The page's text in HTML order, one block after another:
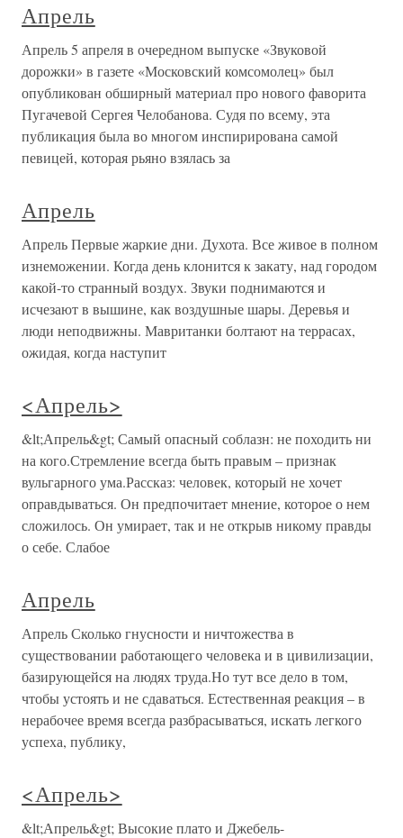
Апрель
Апрель 5 апреля в очередном выпуске «Звуковой
дорожки» в газете «Московский комсомолец» был
опубликован обширный материал про нового фаворита
Пугачевой Сергея Челобанова. Судя по всему, эта
публикация была во многом инспирирована самой
певицей, которая рьяно взялась за
Апрель
Апрель Первые жаркие дни. Духота. Все живое в полном
изнеможении. Когда день клонится к закату, над городом
какой-то странный воздух. Звуки поднимаются и
исчезают в вышине, как воздушные шары. Деревья и
люди неподвижны. Мавританки болтают на террасах,
ожидая, когда наступит
<Апрель>
&lt;Апрель&gt; Самый опасный соблазн: не походить ни
на кого.Стремление всегда быть правым – признак
вульгарного ума.Рассказ: человек, который не хочет
оправдываться. Он предпочитает мнение, которое о нем
сложилось. Он умирает, так и не открыв никому правды
о себе. Слабое
Апрель
Апрель Сколько гнусности и ничтожества в
существовании работающего человека и в цивилизации,
базирующейся на людях труда.Но тут все дело в том,
чтобы устоять и не сдаваться. Естественная реакция – в
нерабочее время всегда разбрасываться, искать легкого
успеха, публику,
<Апрель>
&lt;Апрель&gt; Высокие плато и Джебель-